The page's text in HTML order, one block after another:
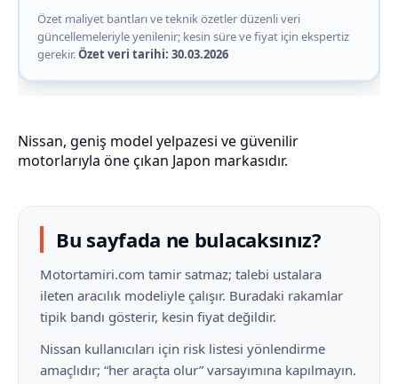
Özet maliyet bantları ve teknik özetler düzenli veri
güncellemeleriyle yenilenir; kesin süre ve fiyat için ekspertiz
gerekir.Özet veri tarihi: 30.03.2026
Nissan, geniş model yelpazesi ve güvenilir
motorlarıyla öne çıkan Japon markasıdır.
Bu sayfada ne bulacaksınız?
Motortamiri.com tamir satmaz; talebi ustalara
ileten aracılık modeliyle çalışır. Buradaki rakamlar
tipik bandı gösterir, kesin fiyat değildir.
Nissan kullanıcıları için risk listesi yönlendirme
amaçlıdır; “her araçta olur” varsayımına kapılmayın.